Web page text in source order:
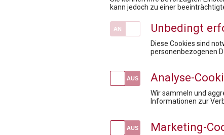
Pharmig Academy
Inhouse Training
kann jedoch zu einer
Unbedingt
Diese Cookies sind
personenbezogenen
Analyse-
Wir sammeln und
Informationen zur
Marketing-